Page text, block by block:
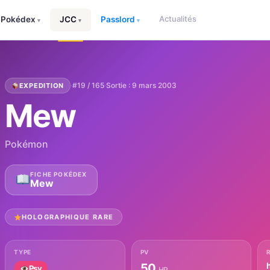
Pokédex ▾ JCC ▾ Passlord ▾ Actualités
EXPEDITION ·#19 / 165·Sortie : 9 mars 2003
Mew
Pokémon
FICHE POKÉDEX
Mew
HOLOGRAPHIQUE RARE
TYPE PV